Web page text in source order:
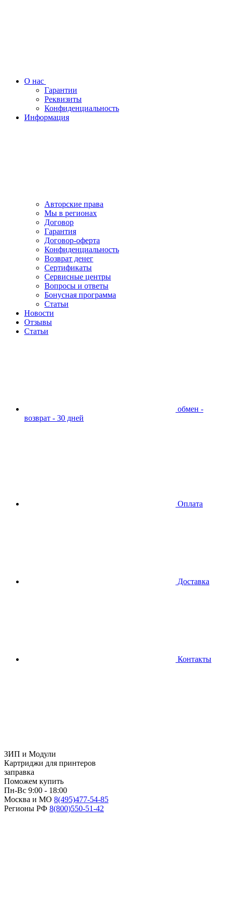
О нас
Гарантии
Реквизиты
Конфиденциальность
Информация
Авторские права
Мы в регионах
Договор
Гарантия
Договор-оферта
Конфиденциальность
Возврат денег
Сертификаты
Сервисные центры
Вопросы и ответы
Бонусная программа
Статьи
Новости
Отзывы
Статьи
обмен -
возврат - 30 дней
Оплата
Доставка
Контакты
ЗИП и Модули
Картриджи для принтеров
заправка
Поможем купить
Пн-Вс 9:00 - 18:00
Москва и МО 8(495)477-54-85
Регионы РФ 8(800)550-51-42